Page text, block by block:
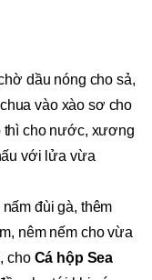
dầu nóng cho sả,
vào xào sơ cho
thì cho nước, xương
với lửa vừa
đùi gà, thêm
nêm nếm cho vừa
cho Cá hộp Sea